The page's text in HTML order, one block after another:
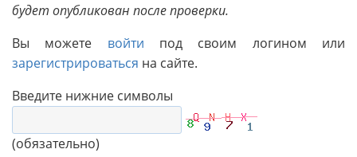
будет опубликован после проверки.
Вы можете войти под своим логином или
зарегистрироваться на сайте.
Введите нижние символы
(обязательно)